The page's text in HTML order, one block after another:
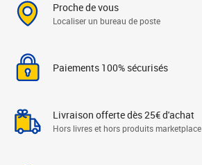
Proche de vous
Localiser un bureau de poste
Paiements 100% sécurisés
Livraison offerte dès 25€ d'achat
Hors livres et hors produits marketplace